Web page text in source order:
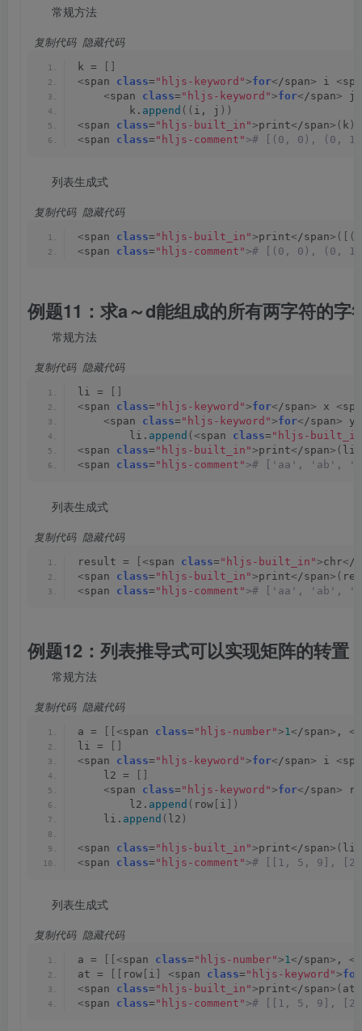
常规方法
复制代码 隐藏代码
k =
<span class= "hljs-keyword">for< /span> i <
<span class= "hljs-keyword">for< /span> j
        k.
append (( i, j ))
<span class= "hljs-built_in">print< /span>( k )
<span class= "hljs-comment" ># [(0, 0), (0,
列表生成式
复制代码 隐藏代码
<span class= "hljs-built_in">print< /span>([(
<span class= "hljs-comment" ># [(0, 0), (0,
例题11：求a～d能组成的所有两字符的字
常规方法
复制代码 隐藏代码
li =
<span class= "hljs-keyword">for< /span> x <
<span class= "hljs-keyword">for< /span> y
        li.
append (<span class= "hljs-
<span class= "hljs-built_in">print< /span>( li
<span class= "hljs-comment" ># ['aa', 'ab',
列表生成式
复制代码 隐藏代码
result =
[<span class= "hljs-built_in">chr< /
<span class= "hljs-built_in">print< /span>(
<span class= "hljs-comment" ># ['aa', 'ab',
例题12：列表推导式可以实现矩阵的转置
常规方法
复制代码 隐藏代码
a =
[[<span class= "hljs-number">1< /span> , <
li =
<span class= "hljs-keyword">for< /span> i <
    l2 =
<span class= "hljs-keyword">for< /span>
        l2.
append ( row i ])
    li.
append ( l2 )
<span class= "hljs-built_in">print< /span>( li
<span class= "hljs-comment" ># [[1, 5, 9], [2,
列表生成式
复制代码 隐藏代码
a =
[[<span class= "hljs-number">1< /span> , <
at =
row i <span class= "hljs-keyword">for
<span class= "hljs-built_in">print< /span>( at
<span class= "hljs-comment" ># [[1, 5, 9], [2,